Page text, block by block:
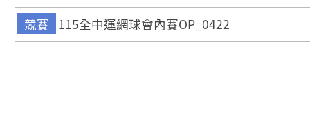
競賽 115全中運網球會內賽OP_0422